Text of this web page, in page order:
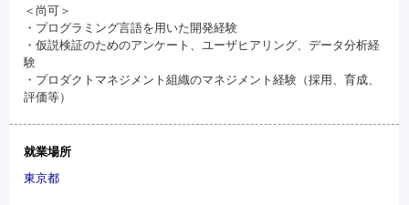
＜尚可＞
・プログラミング言語を用いた開発経験
・仮説検証のためのアンケート、ユーザヒアリング、データ分析経
験
・プロダクトマネジメント組織のマネジメント経験（採用、育成、
評価等）
就業場所
東京都